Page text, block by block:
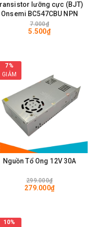
lưỡng cực (BJT)
Onsemi BC547CBU NPN
7.000₫
5.500₫
7%
GIẢM
Nguồn Tổ Ong 12V 30A
299.000₫
279.000₫
10%